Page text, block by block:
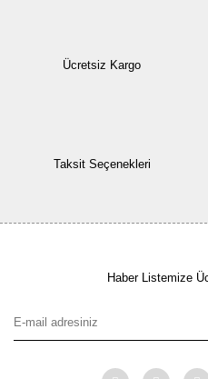
Ücretsiz Kargo
Taksit Seçenekleri
Haber Listemize